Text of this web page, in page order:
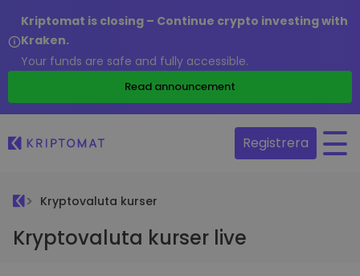
Kriptomat is closing – Continue crypto investing with
Kraken.
Your funds are safe and fully accessible.
Read announcement
Registrera
Kryptovaluta kurser
Kryptovaluta kurser live